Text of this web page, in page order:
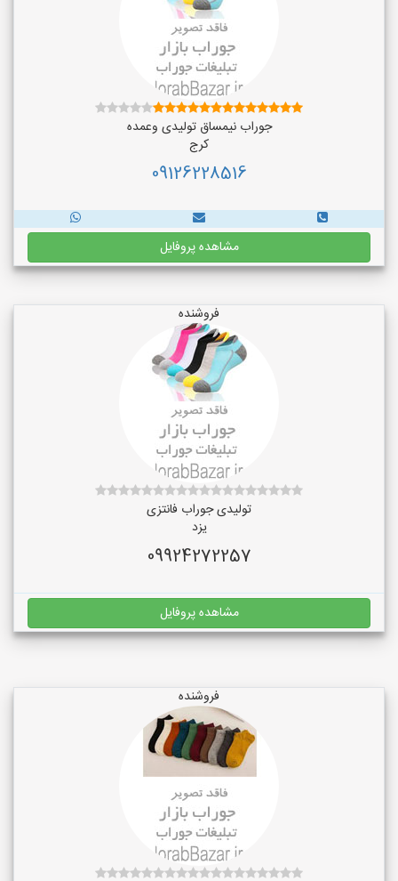
جوراب نیمساق تولیدی وعمده
کرج
09126228516
مشاهده پروفایل
فروشنده
تولیدی جوراب فانتزی
یزد
09924272257
مشاهده پروفایل
فروشنده